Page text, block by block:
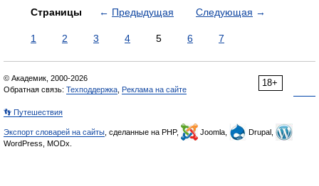
Страницы ← Предыдущая Следующая →
1 2 3 4 5 6 7
18+
© Академик, 2000-2026
Обратная связь: Техподдержка Реклама на сайте
👣 Путешествия
Экспорт словарей на сайты , сделанные на PHP, Joomla,
Drupal,
WordPress, MODx.